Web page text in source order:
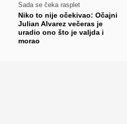
Sada se čeka rasplet
Niko to nije očekivao: Očajni
Julian Alvarez večeras je
uradio ono što je valjda i
morao